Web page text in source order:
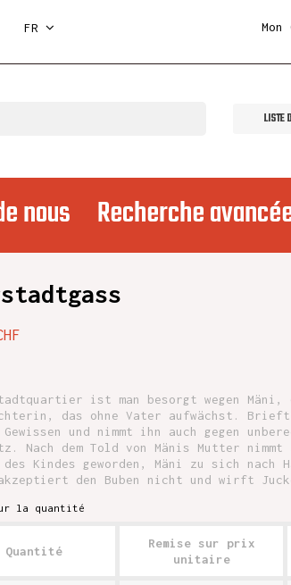
FR Mon
LISTE
nous Recherche
ist man besorgt wegen Mäni,
das ohne Vater aufwächst.
und nimmt ihn auch gegen
Nach dem Told von Mänis Mutter
des Kindes geworden, Mäni zu sich nach
den Buben nicht und wirft
la quantité
Quantité
Remise sur prix
unitaire